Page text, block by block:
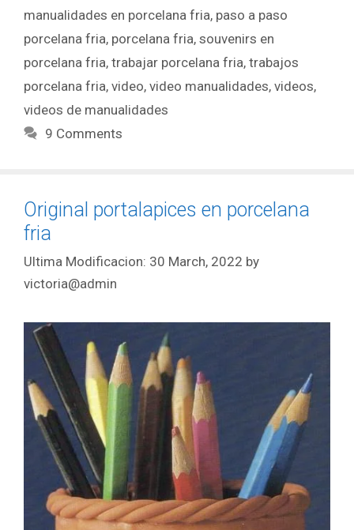
manualidades en porcelana fria, paso a paso
porcelana fria, porcelana fria, souvenirs en
porcelana fria, trabajar porcelana fria, trabajos
porcelana fria, video, video manualidades, videos,
videos de manualidades
9 Comments
Original portalapices en porcelana
fria
30 March, 2022 by
victoria@admin